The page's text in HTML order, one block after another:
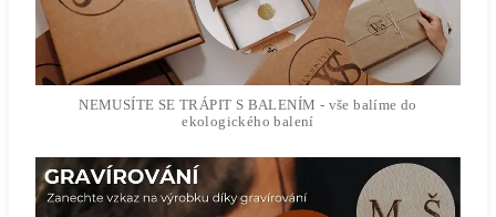
NEMUSÍTE SE TRÁPIT S BALENÍM - vše balíme do
ekologického balení